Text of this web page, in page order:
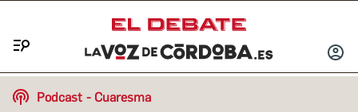
INICIAR
Podcast Cuaresma